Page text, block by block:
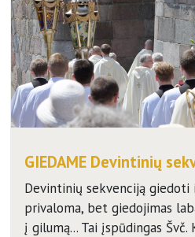
GIEDAME Devintinių
Devintinių sekvenciją
privaloma, bet giedojimas
į gilumą... Tai įspūdingas